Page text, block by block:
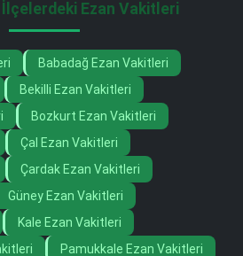
İlçelerdeki Ezan Vakitleri
Babadağ Ezan Vakitleri
Bekilli Ezan Vakitleri
Bozkurt Ezan Vakitleri
Çal Ezan Vakitleri
Çardak Ezan Vakitleri
Güney Ezan Vakitleri
Kale Ezan Vakitleri
Pamukkale Ezan Vakitleri